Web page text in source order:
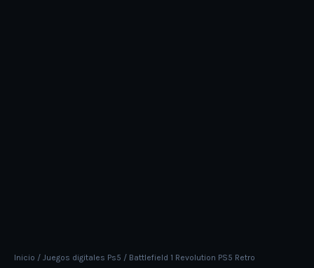
Inicio / Juegos digitales Ps5 / Battlefield 1 Revolution PS5 Retro